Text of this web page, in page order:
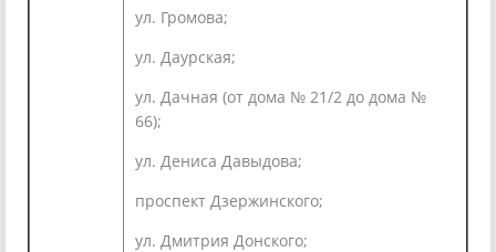
ул. Громова;
ул. Даурская;
ул. Дачная (от дома № 21/2 до дома №
66);
ул. Дениса Давыдова;
проспект Дзержинского;
ул. Дмитрия Донского;